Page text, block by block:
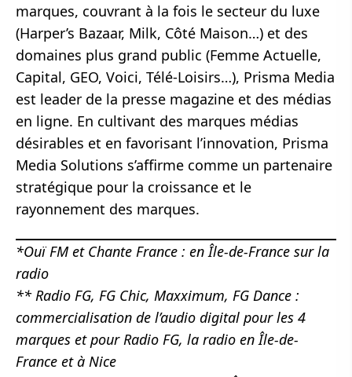
marques, couvrant à la fois le secteur du luxe
(Harper’s Bazaar, Milk, Côté Maison…) et des
domaines plus grand public (Femme Actuelle,
Capital, GEO, Voici, Télé-Loisirs…), Prisma Media
est leader de la presse magazine et des médias
en ligne. En cultivant des marques médias
désirables et en favorisant l’innovation, Prisma
Media Solutions s’affirme comme un partenaire
stratégique pour la croissance et le
rayonnement des marques.
*Ouï FM et Chante France : en Île-de-France sur la
radio
** Radio FG, FG Chic, Maxximum, FG Dance :
commercialisation de l’audio digital pour les 4
marques et pour Radio FG, la radio en Île-de-
France et à Nice